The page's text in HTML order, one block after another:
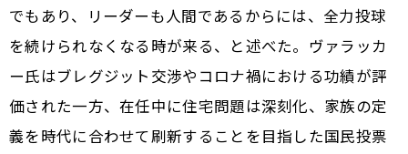
でもあり、リーダーも人間であるからには、全力投球
を続けられなくなる時が来る、と述べた。ヴァラッカ
ー氏はブレグジット交渉やコロナ禍における功績が評
価された一方、在任中に住宅問題は深刻化、家族の定
義を時代に合わせて刷新することを目指した国民投票